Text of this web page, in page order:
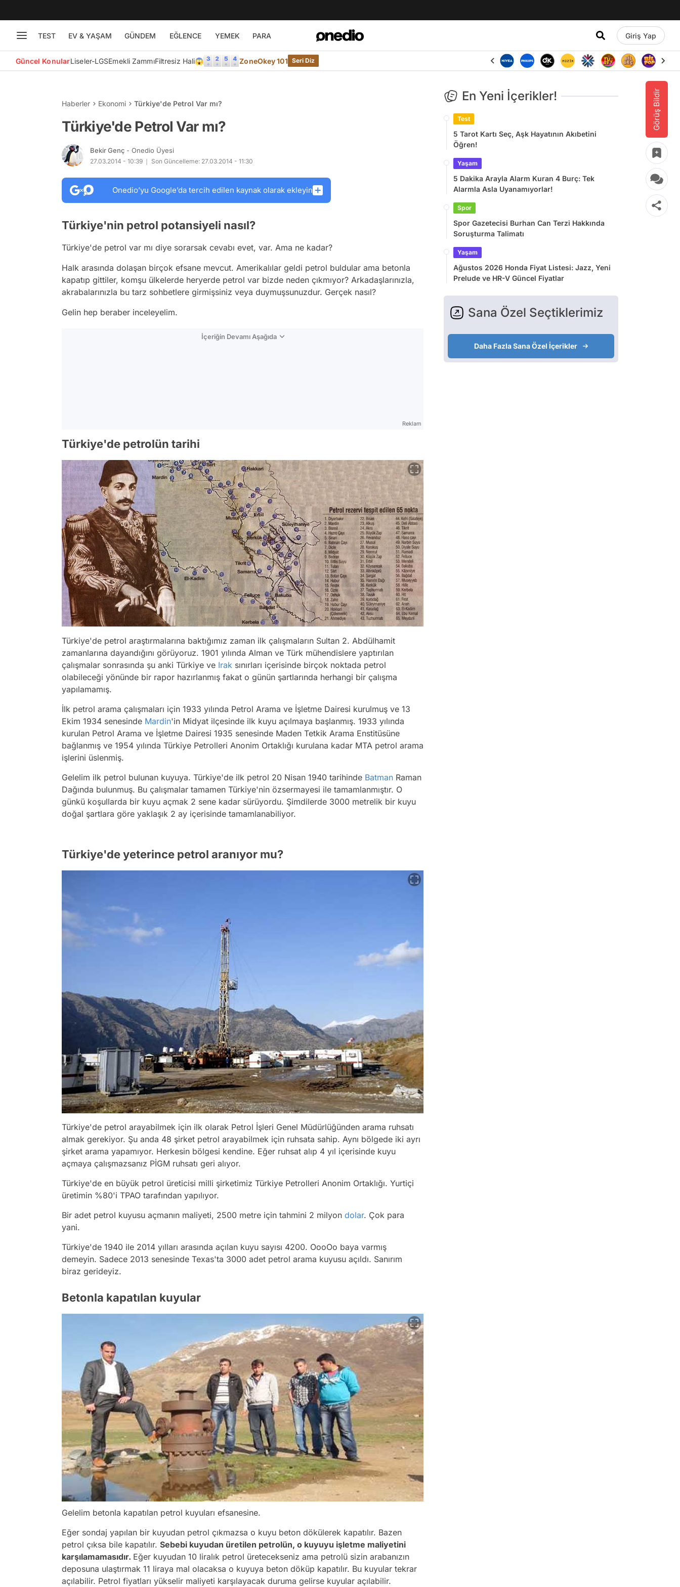
TEST EV & YAŞAM GÜNDEM EĞLENCE YEMEK PARA Giriş Yap
Güncel KonularLiseler-LGSEmekli ZammıFiltresiz Hali😱 ZoneOkey 101 Seri Diz
Görüş Bildir
Haberler Ekonomi Türkiye'de Petrol Var mı?
Türkiye'de Petrol Var mı?
Bekir Genç - Onedio Üyesi
27.03.2014 - 10:39 Son Güncelleme: 27.03.2014 - 11:30
Onedio’yu Google’da tercih edilen kaynak olarak ekleyin
Türkiye'nin petrol potansiyeli nasıl?
Türkiye'de petrol var mı diye sorarsak cevabı evet, var. Ama ne kadar?
Halk arasında dolaşan birçok efsane mevcut. Amerikalılar geldi petrol buldular ama betonla
kapatıp gittiler, komşu ülkelerde heryerde petrol var bizde neden çıkmıyor? Arkadaşlarınızla,
akrabalarınızla bu tarz sohbetlere girmişsiniz veya duymuşsunuzdur. Gerçek nasıl?
Gelin hep beraber inceleyelim.
İçeriğin Devamı Aşağıda
Reklam
Türkiye'de petrolün tarihi
Türkiye'de petrol araştırmalarına baktığımız zaman ilk çalışmaların Sultan 2. Abdülhamit
zamanlarına dayandığını görüyoruz. 1901 yılında Alman ve Türk mühendislere yaptırılan
çalışmalar sonrasında şu anki Türkiye ve Irak sınırları içerisinde birçok noktada petrol
olabileceği yönünde bir rapor hazırlanmış fakat o günün şartlarında herhangi bir çalışma
yapılamamış.
İlk petrol arama çalışmaları için 1933 yılında Petrol Arama ve İşletme Dairesi kurulmuş ve 13
Ekim 1934 senesinde Mardin'in Midyat ilçesinde ilk kuyu açılmaya başlanmış. 1933 yılında
kurulan Petrol Arama ve İşletme Dairesi 1935 senesinde Maden Tetkik Arama Enstitüsüne
bağlanmış ve 1954 yılında Türkiye Petrolleri Anonim Ortaklığı kurulana kadar MTA petrol arama
işlerini üslenmiş.
Gelelim ilk petrol bulunan kuyuya. Türkiye'de ilk petrol 20 Nisan 1940 tarihinde Batman Raman
Dağında bulunmuş. Bu çalışmalar tamamen Türkiye'nin özsermayesi ile tamamlanmıştır. O
günkü koşullarda bir kuyu açmak 2 sene kadar sürüyordu. Şimdilerde 3000 metrelik bir kuyu
doğal şartlara göre yaklaşık 2 ay içerisinde tamamlanabiliyor.
Türkiye'de yeterince petrol aranıyor mu?
Türkiye'de petrol arayabilmek için ilk olarak Petrol İşleri Genel Müdürlüğünden arama ruhsatı
almak gerekiyor. Şu anda 48 şirket petrol arayabilmek için ruhsata sahip. Aynı bölgede iki ayrı
şirket arama yapamıyor. Herkesin bölgesi kendine. Eğer ruhsat alıp 4 yıl içerisinde kuyu
açmaya çalışmazsanız PİGM ruhsatı geri alıyor.
Türkiye'de en büyük petrol üreticisi milli şirketimiz Türkiye Petrolleri Anonim Ortaklığı. Yurtiçi
üretimin %80'i TPAO tarafından yapılıyor.
Bir adet petrol kuyusu açmanın maliyeti, 2500 metre için tahmini 2 milyon dolar. Çok para
yani.
Türkiye'de 1940 ile 2014 yılları arasında açılan kuyu sayısı 4200. OooOo baya varmış
demeyin. Sadece 2013 senesinde Texas'ta 3000 adet petrol arama kuyusu açıldı. Sanırım
biraz gerideyiz.
Betonla kapatılan kuyular
Gelelim betonla kapatılan petrol kuyuları efsanesine.
Eğer sondaj yapılan bir kuyudan petrol çıkmazsa o kuyu beton dökülerek kapatılır. Bazen
petrol çıksa bile kapatılır. Sebebi kuyudan üretilen petrolün, o kuyuyu işletme maliyetini
karşılamamasıdır. Eğer kuyudan 10 liralık petrol üretecekseniz ama petrolü sizin arabanızın
deposuna ulaştırmak 11 liraya mal olacaksa o kuyuya beton döküp kapatılır. Bu kuyular tekrar
açılabilir. Petrol fiyatları yükselir maliyeti karşılayacak duruma gelirse kuyular açılabilir.
En Yeni İçerikler!
Test
5 Tarot Kartı Seç, Aşk Hayatının Akıbetini
Öğren!
Yaşam
5 Dakika Arayla Alarm Kuran 4 Burç: Tek
Alarmla Asla Uyanamıyorlar!
Spor
Spor Gazetecisi Burhan Can Terzi Hakkında
Soruşturma Talimatı
Yaşam
Ağustos 2026 Honda Fiyat Listesi: Jazz, Yeni
Prelude ve HR-V Güncel Fiyatlar
Sana Özel Seçtiklerimiz
Daha Fazla Sana Özel İçerikler